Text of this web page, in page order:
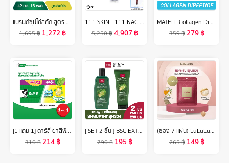
แบรนด์ซุปไก่สกัด สูตรต้นตำรับ 42 มล. แพค 15 ขวด x 3 แพค (45 ขวด) (BEC)
1,695฿ 1,272฿
111 SKIN - 111 NAC Y2 DIETARY SUPPLEMENT PRODUCT 90 CAPSULES 111 สกิน 111 แน็ค วาย2 ไดเอทแทรี่ ซัพพรีเมน 90 แคปซูล
5,250฿4,907฿
MATELL Collagen Dipeptide 100% คอลลาเจน ไดเปปไทด์ 100g ผสม Rice Ceramide Ceravite ขนาดโมเลกุลเล็กที่สุดในโลก
359฿279฿
[1 แถม 1] ดาร์ลี่ ยาสีฟัน ดับเบิ้ล แอ็คชั่น 150 กรัม [แพ็ค 3] รวม 2 กล่อง
310฿214฿
[ SET 2 ชิ้น ] BSC EXTRA CARE HAIR FALL CONTROL SHAMPOO และ BSC EXTRA CARE HAIR FALL CONTROL CONDITIONER แชมพู และครีมนวดผม สกัดจากมะกรูดและขิง สำหรับผมขาด หลุดร่วง อ่อนแอ เพิ่มประสิทธิภาพการบำรุงเส้นผม ลดการขาดหลุดร่วงของเส้นผม
790฿ 195 ฿
(ซอง 7 แผ่น) LuLuLun Precious Moist Face mask ลูลูลูน แผ่นมาสก์หน้า สูตรผิวกระชับ อ่อนเยาว์ พรีเชียส มอยซ์
265฿ 149฿